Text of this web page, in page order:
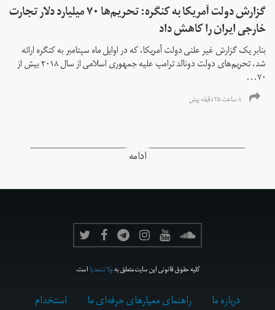
گزارش دولت آمریکا به کنگره: تحریم‌ها ۷۰ میلیارد دلار تجارت
خارجی ایران را کاهش داد
بنابر یک گزارش غیر علنی دولت آمریکا، که در اوایل ماه سپتامبر به کنگره ارائه
شد، تحریم‌های دولت دونالد ترامپ علیه جمهوری اسلامی از سال ۲۰۱۸ بیش از
۷۰...
۸ ساعت ۲۵ دقیقه پیش
ادامه
کلیه حقوق قانونی این سایت متعلق بهولانت‌مدیااست.
درباره ما راهنمای معیارهای حرفه‌ای ما استخدام